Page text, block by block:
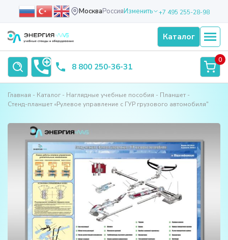
МоскваРоссияИзменить +7 495 255-28-98
Каталог
8 800 250-36-31
0
Главная Каталог Наглядные учебные пособия
Планшет
Стенд-планшет «Рулевое управление с ГУР грузового автомобиля"